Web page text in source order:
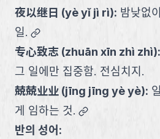
夜以继日 (yè yǐ jì rì): 밤낮없
일.
link
专心致志 (zhuān xīn zhì zhì):
그 일에만 집중함. 전심치지.
兢兢业业 (jīng jīng yè yè):
게 임하는 것.
link
반의 성어: